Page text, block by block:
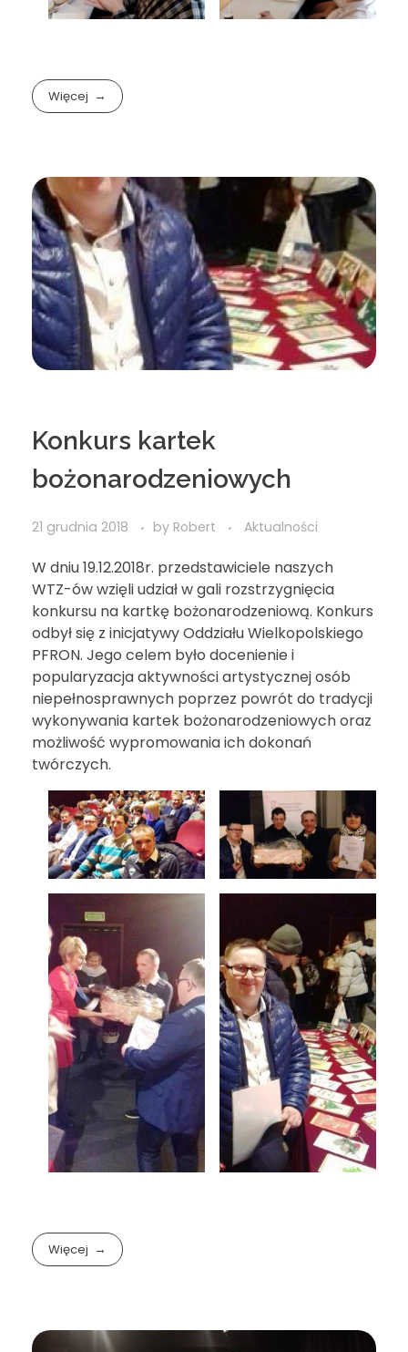
Więcej
Konkurs kartek
bożonarodzeniowych
21 grudnia 2018 by Robert Aktualności
W dniu 19.12.2018r. przedstawiciele naszych
WTZ-ów wzięli udział w gali rozstrzygnięcia
konkursu na kartkę bożonarodzeniową. Konkurs
odbył się z inicjatywy Oddziału Wielkopolskiego
PFRON. Jego celem było docenienie i
popularyzacja aktywności artystycznej osób
niepełnosprawnych poprzez powrót do tradycji
wykonywania kartek bożonarodzeniowych oraz
możliwość wypromowania ich dokonań
twórczych.
Więcej